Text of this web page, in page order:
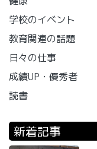
学校のイベント
教育関連の話題
日々の仕事
成績UP・優秀者
読書
新着記事